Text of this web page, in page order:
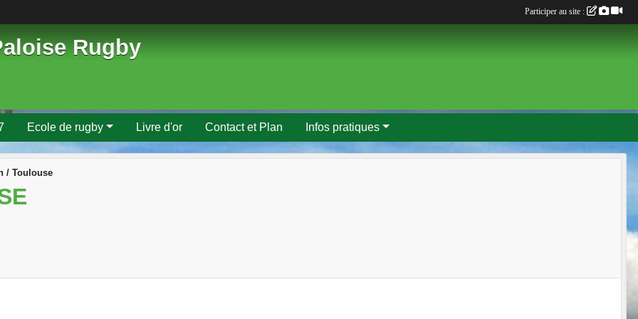
Rugby
Ecole de rugby Livre d'or Contact et Plan Infos pratiques
/ Toulouse
Participer au site :